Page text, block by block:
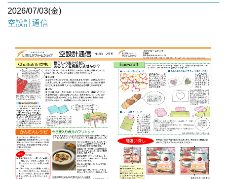
2026/07/03(金)
空設計通信